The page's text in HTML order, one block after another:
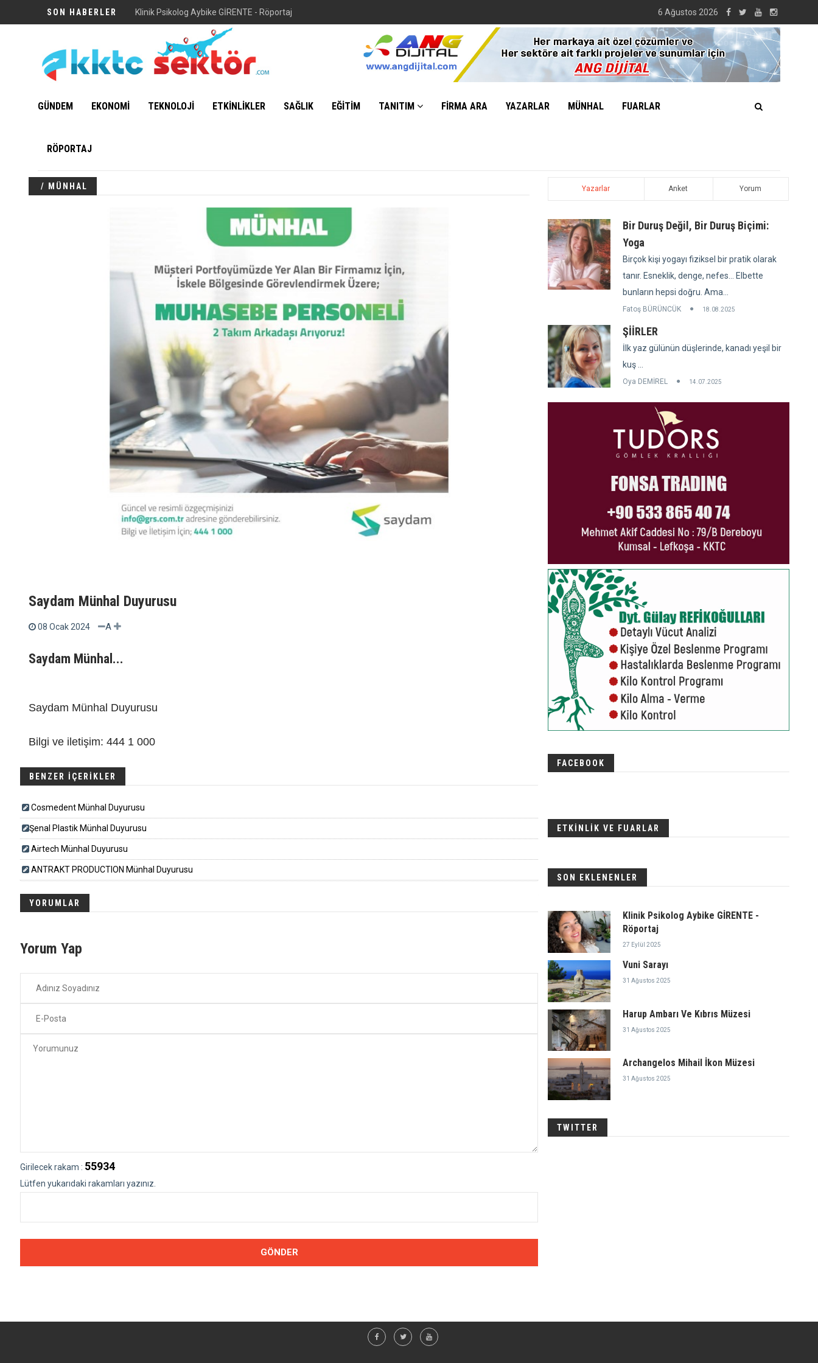
SON HABERLER Klinik Psikolog Aybike GİRENTE - Röportaj 6 Ağustos 2026
GÜNDEM EKONOMİ TEKNOLOJİ ETKİNLİKLER SAĞLIK EĞİTİM TANITIM FİRMA ARA YAZARLAR MÜNHAL FUARLAR
RÖPORTAJ
/ MÜNHAL
Saydam Münhal Duyurusu
08 Ocak 2024 A
Saydam Münhal...
Saydam Münhal Duyurusu
Bilgi ve iletişim: 444 1 000
BENZER İÇERİKLER
Cosmedent Münhal Duyurusu
​​​Şenal Plastik Münhal Duyurusu
Airtech Münhal Duyurusu
ANTRAKT PRODUCTION Münhal Duyurusu
YORUMLAR
Yorum Yap
Girilecek rakam : 55934
Lütfen yukarıdaki rakamları yazınız.
Yazarlar Anket Yorum
Bir Duruş Değil, Bir Duruş Biçimi:
Yoga
Birçok kişi yogayı fiziksel bir pratik olarak
tanır. Esneklik, denge, nefes... Elbette
bunların hepsi doğru. Ama...
Fatoş BÜRÜNCÜK 18.08.2025
ŞİİRLER
İlk yaz gülünün düşlerinde, kanadı yeşil bir
kuş ...
Oya DEMİREL 14.07.2025
FACEBOOK
ETKİNLİK VE FUARLAR
SON EKLENENLER
Klinik Psikolog Aybike GİRENTE -
Röportaj
27 Eylül 2025
Vuni Sarayı
31 Ağustos 2025
Harup Ambarı Ve Kıbrıs Müzesi
31 Ağustos 2025
Archangelos Mihail İkon Müzesi
31 Ağustos 2025
TWITTER